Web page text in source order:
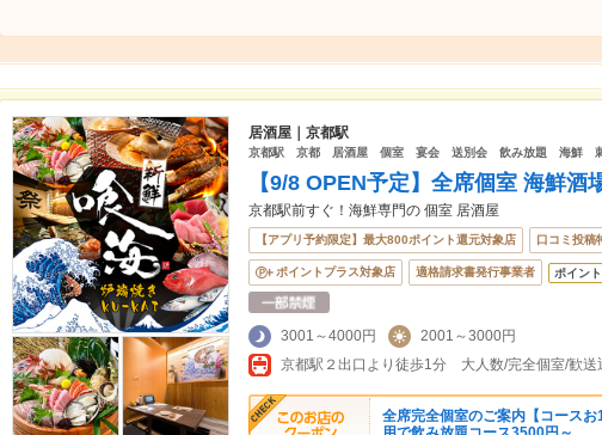
居酒屋｜京都駅
京都駅 京都 居酒屋 個室 宴会 送別会 飲み放題 海鮮
【9/8 OPEN予定】全席個室 海鮮
京都駅前すぐ！海鮮専門の 個室 居酒屋
【アプリ予約限定】最大800ポイント還元対象店 口コミ投稿
ポイントプラス対象店 適格請求書発行事業者 ポイン
3001～4000円
2001～3000円
全席完全個室のご案内【コース